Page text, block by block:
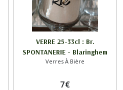
VERRE 25-33cl : Br.
SPONTANERIE - Blaringhem
Verres À Bière
7€